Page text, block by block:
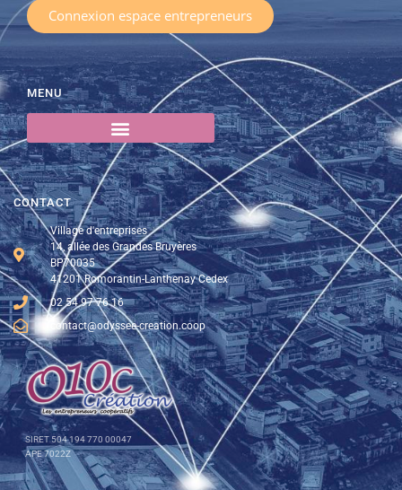
SIRET 504 194 770 00047
APE 7022Z
CONTACT
Village d'entreprises
14, allée des Grandes Bruyères
BP70035
41201 Romorantin-Lanthenay Cedex
02 54 97 76 16
contact@odyssee-creation.coop
MENU
Connexion espace entrepreneurs